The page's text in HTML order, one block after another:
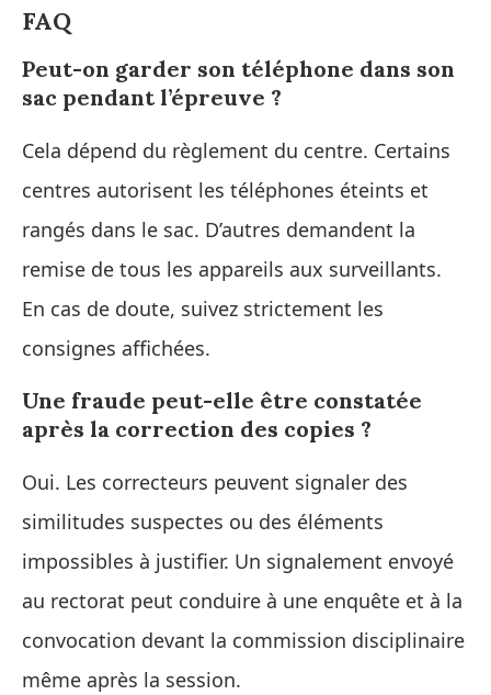
FAQ
Peut-on garder son téléphone dans son
sac pendant l’épreuve ?
Cela dépend du règlement du centre. Certains
centres autorisent les téléphones éteints et
rangés dans le sac. D’autres demandent la
remise de tous les appareils aux surveillants.
En cas de doute, suivez strictement les
consignes affichées.
Une fraude peut-elle être constatée
après la correction des copies ?
Oui. Les correcteurs peuvent signaler des
similitudes suspectes ou des éléments
impossibles à justifier. Un signalement envoyé
au rectorat peut conduire à une enquête et à la
convocation devant la commission disciplinaire
même après la session.